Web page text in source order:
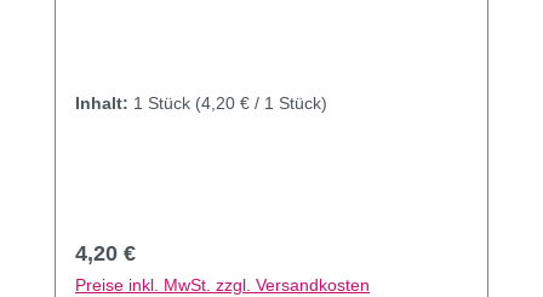
Inhalt: 1 Stück (4,20 € / 1 Stück)
Regulärer Preis:
4,20 €
Preise inkl. MwSt. zzgl. Versandkosten